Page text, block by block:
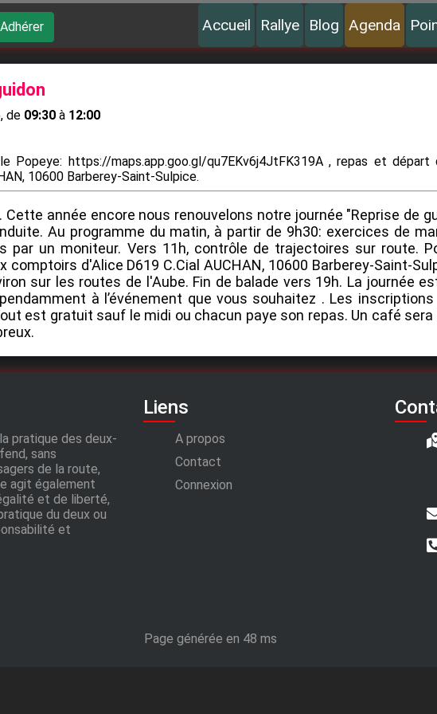
Adhérer Accueil Rallye Blog Agenda
de 09:30 à 12:00
Popeye: https://maps.app.goo.gl/qu7EKv6j4JtFK319A , repas et
10600 Barberey-Saint-Sulpice.
Cette année encore nous renouvelons notre journée "Reprise de
Au programme du matin, à partir de 9h30: exercices de
par un moniteur. Vers 11h, contrôle de trajectoires sur route.
comptoirs d'Alice D619 C.Cial AUCHAN, 10600 Barberey-Saint-
sur les routes de l'Aube. Fin de balade vers 19h. La journée
à l’événement que vous souhaitez . Les
est gratuit sauf le midi ou chacun paye son repas. Un café
pratique des deux-
sans
de la route,
agit également
et de liberté,
du deux ou
et
Liens
A propos
Contact
Connexion
Page générée en 48 ms